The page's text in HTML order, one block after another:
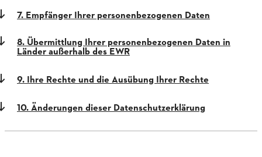
7. Empfänger Ihrer personenbezogenen Daten
8. Übermittlung Ihrer personenbezogenen Daten in
Länder außerhalb des EWR
9. Ihre Rechte und die Ausübung Ihrer Rechte
10. Änderungen dieser Datenschutzerklärung